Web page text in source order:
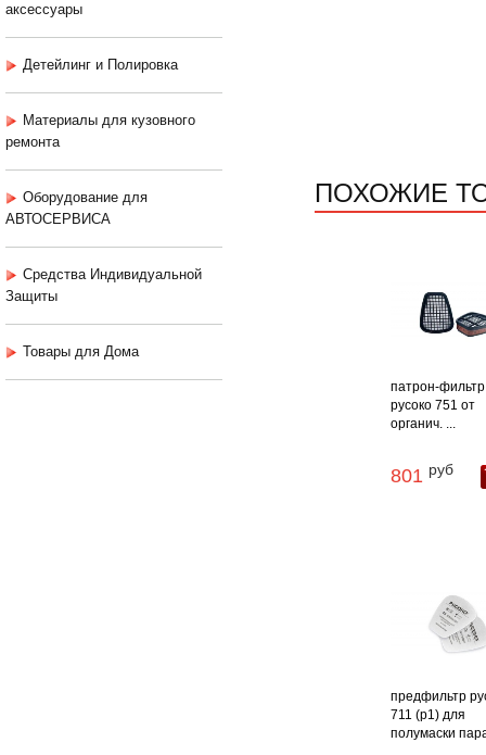
аксессуары
Детейлинг и Полировка
Материалы для кузовного
ремонта
Оборудование для
АВТОСЕРВИСА
Средства Индивидуальной
Защиты
Товары для Дома
ПОХОЖИЕ
патрон-фильтр
русоко 751 от
органич. ...
801 руб
предфильтр
711 (р1) для
полумаски